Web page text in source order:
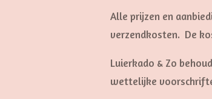
Alle prijzen en
verzendkosten. De
Luierkado & Zo
wettelijke